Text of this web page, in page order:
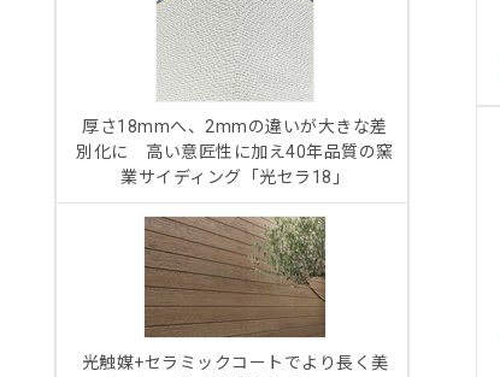
厚さ18mmへ、2mmの違いが大きな差
別化に 高い意匠性に加え40年品質の窯
業サイディング「光セラ18」
光触媒+セラミックコートでより長く美